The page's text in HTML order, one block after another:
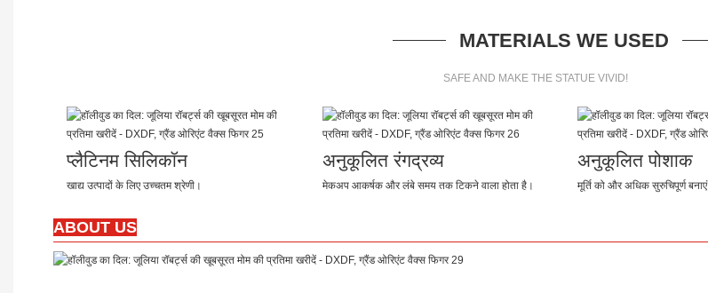
MATERIALS WE USED
SAFE AND MAKE THE STATUE VIVID!
प्लैटिनम सिलिकॉन
खाद्य उत्पादों के लिए उच्चतम श्रेणी।
अनुकूलित रंगद्रव्य
मेकअप आकर्षक और लंबे समय तक टिकने वाला होता है।
अनुकूलित पोशाक
मूर्ति को और अधिक सुरुचिपूर्ण बनाएं
ABOUT US